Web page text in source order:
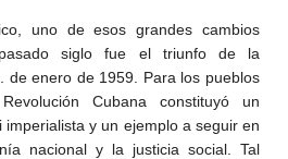
uno de esos grandes cambios
siglo fue el triunfo de la
de enero de 1959. Para los pueblos
Cubana constituyó un
y un ejemplo a seguir en
nacional y la justicia social. Tal